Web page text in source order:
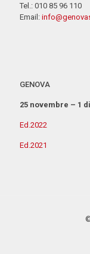
Tel.: 010 85 96 110
Email:
GENOVA
25 novembre – 1
Ed.2022
Ed.2021